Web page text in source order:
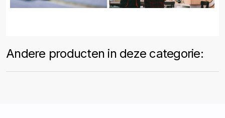
Andere producten in deze categorie: